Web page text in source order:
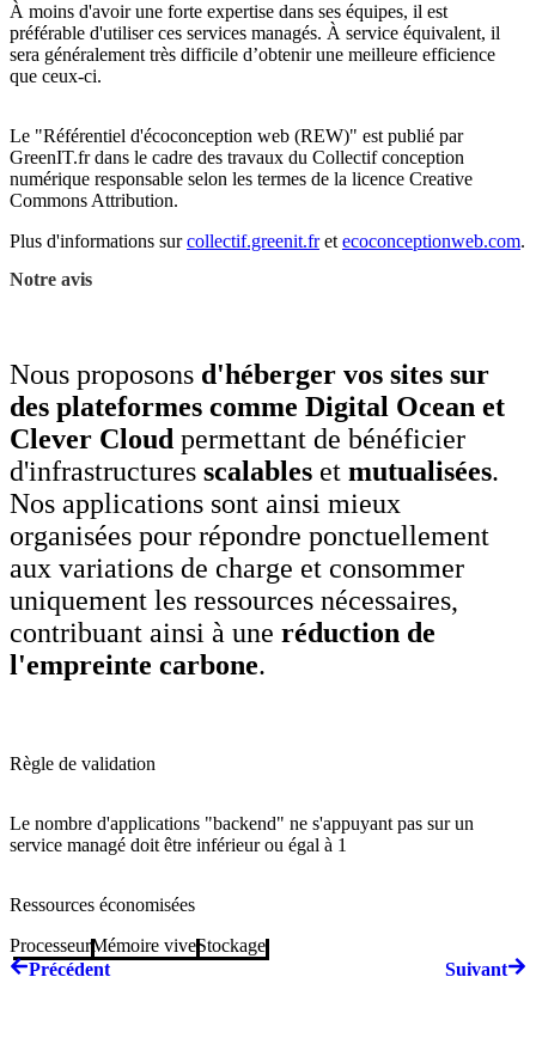
À moins d'avoir une forte expertise dans ses équipes, il est
préférable d'utiliser ces services managés. À service équivalent, il
sera généralement très difficile d’obtenir une meilleure efficience
que ceux-ci.
Le "Référentiel d'écoconception web (REW)" est publié par
GreenIT.fr dans le cadre des travaux du Collectif conception
numérique responsable selon les termes de la licence Creative
Commons Attribution.
Plus d'informations sur collectif.greenit.fr et ecoconceptionweb.com.
Notre avis
Nous proposons d'héberger vos sites sur
des plateformes comme Digital Ocean et
Clever Cloud permettant de bénéficier
d'infrastructures scalables et mutualisées.
Nos applications sont ainsi mieux
organisées pour répondre ponctuellement
aux variations de charge et consommer
uniquement les ressources nécessaires,
contribuant ainsi à une réduction de
l'empreinte carbone.
Règle de validation
Le nombre d'applications "backend" ne s'appuyant pas sur un
service managé doit être inférieur ou égal à 1
Ressources économisées
ProcesseurMémoire viveStockage
Précédent
Suivant